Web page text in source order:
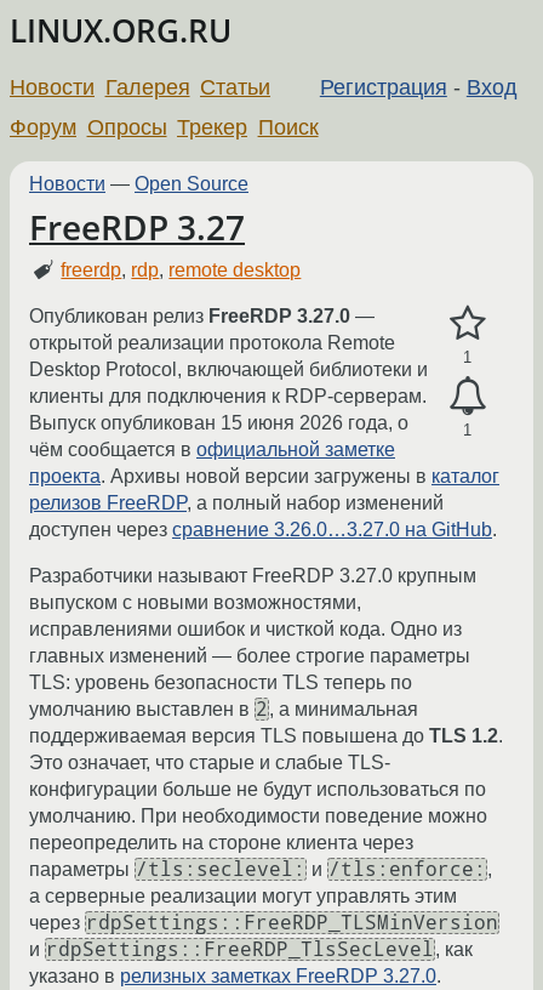
LINUX.ORG.RU
Регистрация - Вход
Новости Галерея Статьи
Форум Опросы Трекер Поиск
Новости — Open Source
FreeRDP 3.27
freerdp, rdp, remote desktop
1
1
Опубликован релиз FreeRDP 3.27.0 —
открытой реализации протокола Remote
Desktop Protocol, включающей библиотеки и
клиенты для подключения к RDP-серверам.
Выпуск опубликован 15 июня 2026 года, о
чём сообщается в официальной заметке
проекта. Архивы новой версии загружены в каталог
релизов FreeRDP, а полный набор изменений
доступен через сравнение 3.26.0…3.27.0 на GitHub.
Разработчики называют FreeRDP 3.27.0 крупным
выпуском с новыми возможностями,
исправлениями ошибок и чисткой кода. Одно из
главных изменений — более строгие параметры
TLS: уровень безопасности TLS теперь по
умолчанию выставлен в 2, а минимальная
поддерживаемая версия TLS повышена до TLS 1.2.
Это означает, что старые и слабые TLS-
конфигурации больше не будут использоваться по
умолчанию. При необходимости поведение можно
переопределить на стороне клиента через
параметры /tls:seclevel: и /tls:enforce: ,
а серверные реализации могут управлять этим
через rdpSettings::FreeRDP_TLSMinVersion
и rdpSettings::FreeRDP_TlsSecLevel, как
указано в релизных заметках FreeRDP 3.27.0.